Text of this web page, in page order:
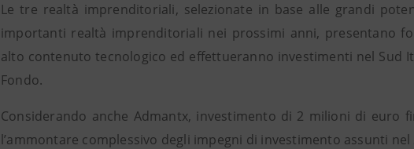
Le tre realtà imprenditoriali, selezionate in base alle grandi
importanti realtà imprenditoriali nei prossimi anni, presentano
alto contenuto tecnologico ed effettueranno investimenti nel Sud
Fondo.
Considerando anche Admantx, investimento di 2 milioni di euro
l’ammontare complessivo degli impegni di investimento assunti